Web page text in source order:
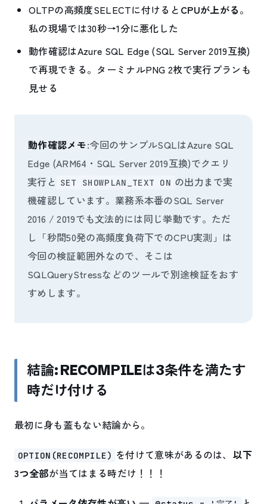
OLTPの高頻度SELECTに付けると CPUが上がる。
私の現場では30秒→1分に悪化した
動作確認はAzure SQL Edge (SQL Server 2019互換)
で再現できる。ターミナルPNG 2枚で実行プランも
見せる
動作確認メモ:今回のサンプルSQLはAzure SQL
Edge (ARM64・SQL Server 2019互換)でクエリ
実行と SET SHOWPLAN_TEXT ON の出力まで実
機確認しています。業務系本番のSQL Server
2016 / 2019でも文法的には同じ挙動です。ただ
し「秒間50発の高頻度負荷下でのCPU実測」は
今回の検証範囲外なので、そこは
SQLQueryStressなどのツールで別途検証をおす
すめします。
結論: RECOMPILEは3条件を満たす
時だけ付ける
最初に身も蓋もない結論から。
OPTION(RECOMPILE) を付けて意味があるのは、 以下
3つ全部が当てはまる時だけ！！！